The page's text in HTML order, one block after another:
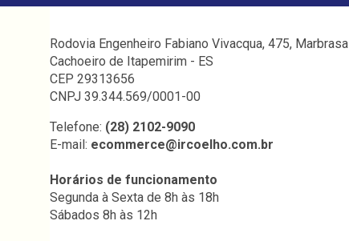
Rodovia Engenheiro Fabiano Vivacqua, 475, Marbrasa
Cachoeiro de Itapemirim - ES
CEP 29313656
CNPJ 39.344.569/0001-00
Telefone: (28) 2102-9090
E-mail: ecommerce@ircoelho.com.br
Horários de funcionamento
Segunda à Sexta de 8h às 18h
Sábados 8h às 12h